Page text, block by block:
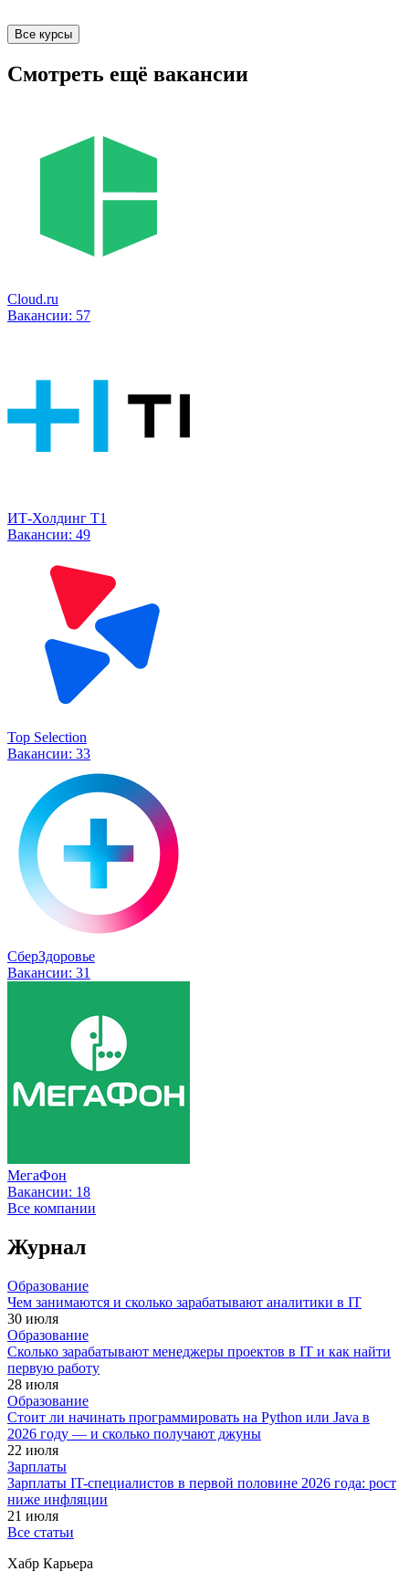
Все курсы
Смотреть ещё вакансии
Cloud.ru
Вакансии: 57
ИТ-Холдинг Т1
Вакансии: 49
Top Selection
Вакансии: 33
СберЗдоровье
Вакансии: 31
МегаФон
Вакансии: 18
Все компании
Журнал
Образование
Чем занимаются и сколько зарабатывают аналитики в IT
30 июля
Образование
Сколько зарабатывают менеджеры проектов в IT и как найти
первую работу
28 июля
Образование
Стоит ли начинать программировать на Python или Java в
2026 году — и сколько получают джуны
22 июля
Зарплаты
Зарплаты IT-специалистов в первой половине 2026 года: рост
ниже инфляции
21 июля
Все статьи
Хабр Карьера